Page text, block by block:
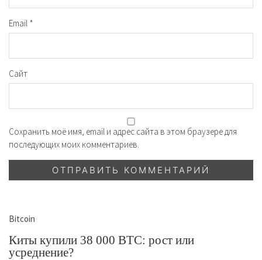
Email *
Сайт
Сохранить моё имя, email и адрес сайта в этом браузере для
последующих моих комментариев.
Bitcoin
Киты купили 38 000 BTC: рост или
усреднение?